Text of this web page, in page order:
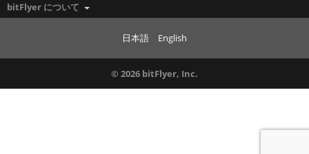
bitFlyer について
日本語 English
© 2026 bitFlyer, Inc.